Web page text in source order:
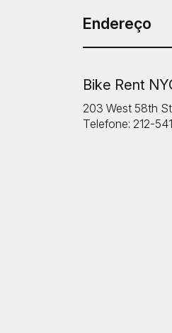
Endereço
Bike Rent
203 West 58th
Telefone: 212-